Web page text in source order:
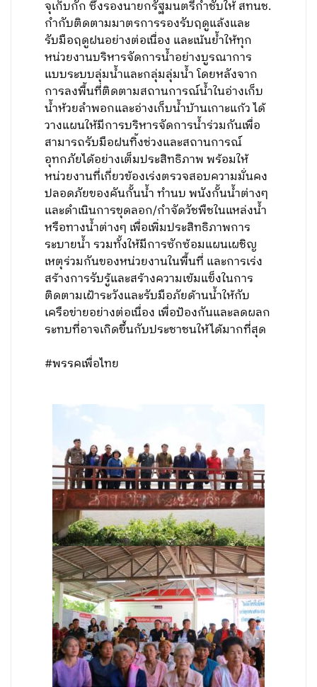
จุเก็บกัก ซึ่งรองนายกรัฐมนตรีกำชับให้ สทนช.
กำกับติดตามมาตรการรองรับฤดูแล้งและ
รับมือฤดูฝนอย่างต่อเนื่อง และเน้นย้ำให้ทุก
หน่วยงานบริหารจัดการน้ำอย่างบูรณาการ
แบบระบบลุ่มน้ำและกลุ่มลุ่มน้ำ โดยหลังจาก
การลงพื้นที่ติดตามสถานการณ์น้ำในอ่างเก็บ
น้ำห้วยลำพอกและอ่างเก็บน้ำบ้านเกาะแก้ว ได้
วางแผนให้มีการบริหารจัดการน้ำร่วมกันเพื่อ
สามารถรับมือฝนทิ้งช่วงและสถานการณ์
อุทกภัยได้อย่างเต็มประสิทธิภาพ พร้อมให้
หน่วยงานที่เกี่ยวข้องเร่งตรวจสอบความมั่นคง
ปลอดภัยของคันกั้นน้ำ ทำนบ พนังกั้นน้ำต่างๆ
และดำเนินการขุดลอก/กำจัดวัชพืชในแหล่งน้ำ
หรือทางน้ำต่างๆ เพื่อเพิ่มประสิทธิภาพการ
ระบายน้ำ รวมทั้งให้มีการซักซ้อมแผนเผชิญ
เหตุร่วมกันของหน่วยงานในพื้นที่ และการเร่ง
สร้างการรับรู้และสร้างความเข้มแข็งในการ
ติดตามเฝ้าระวังและรับมือภัยด้านน้ำให้กับ
เครือข่ายอย่างต่อเนื่อง เพื่อป้องกันและลดผลก
ระทบที่อาจเกิดขึ้นกับประชาชนให้ได้มากที่สุด
#พรรคเพื่อไทย